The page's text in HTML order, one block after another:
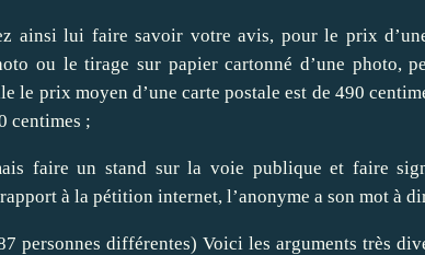
ainsi lui faire savoir votre avis, pour le prix
ou le tirage sur papier cartonné d’une photo,
le prix moyen d’une carte postale est de 490
centimes ;
faire un stand sur la voie publique et faire
à la pétition internet, l’anonyme a son mot à
personnes différentes) Voici les arguments très